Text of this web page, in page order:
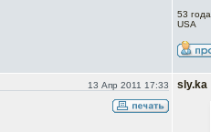
53 года
USA
13 Апр 2011 17:33 sly.ka